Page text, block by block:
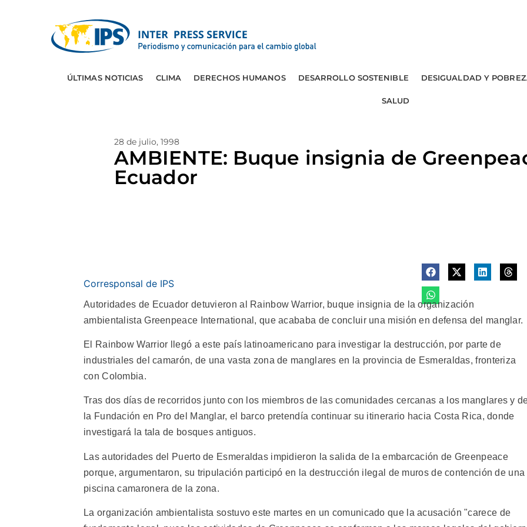
ÚLTIMAS NOTICIAS CLIMA DERECHOS HUMANOS DESARROLLO SOSTENIBLE DESIGUALDAD Y
SALUD
28 de julio, 1998
AMBIENTE: Buque insignia de
Ecuador
Corresponsal de IPS
Autoridades de Ecuador detuvieron al Rainbow Warrior, buque insignia de la organización
ambientalista Greenpeace International, que acababa de concluir una misión en defensa del manglar.
El Rainbow Warrior llegó a este país latinoamericano para investigar la destrucción, por parte de
industriales del camarón, de una vasta zona de manglares en la provincia de Esmeraldas, fronteriza
con Colombia.
Tras dos días de recorridos junto con los miembros de las comunidades cercanas a los manglares y
la Fundación en Pro del Manglar, el barco pretendía continuar su itinerario hacia Costa Rica, donde
investigará la tala de bosques antiguos.
Las autoridades del Puerto de Esmeraldas impidieron la salida de la embarcación de Greenpeace
porque, argumentaron, su tripulación participó en la destrucción ilegal de muros de contención de una
piscina camaronera de la zona.
La organización ambientalista sostuvo este martes en un comunicado que la acusación "carece de